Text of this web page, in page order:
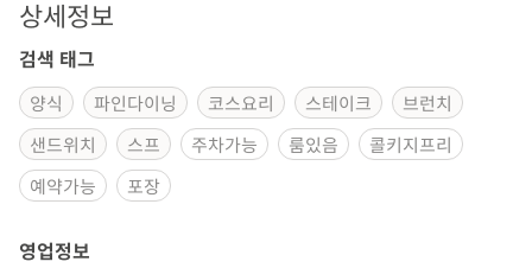
상세정보
검색 태그
양식 파인다이닝 코스요리 스테이크
브런치
샌드위치
스프 주차가능 룸있음
콜키지프리
예약가능
포장
영업정보